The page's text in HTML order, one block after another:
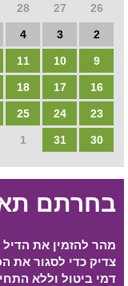
26
27
28
2
3
4
9
10
11
16
17
18
23
24
25
30
31
1
בחרתם
מהר להזמין את
צדיק כדי לסגור את
דמי ביטול וללא